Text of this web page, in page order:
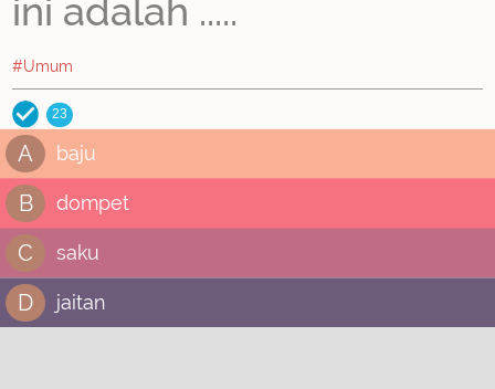
ini adalah .....
#Umum
23
A baju
B dompet
C saku
D jaitan